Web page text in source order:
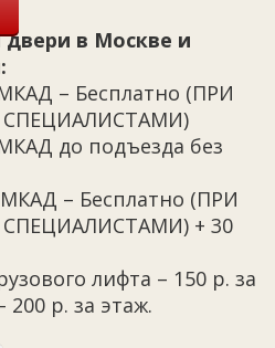
в Москве и
– Бесплатно (ПРИ
до подъезда без
– Бесплатно (ПРИ
+ 30
лифта – 150 р. за
р. за этаж.